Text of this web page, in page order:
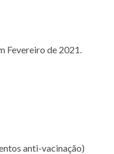
Fevereiro de 2021.
anti-vacinação)